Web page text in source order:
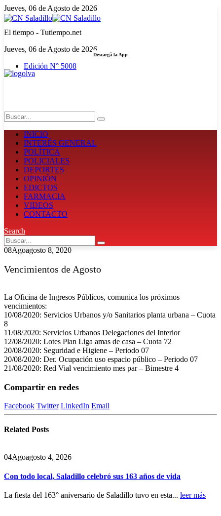
Jueves, 06 de Agosto de 2026
El tiempo - Tutiempo.net
Jueves, 06 de Agosto de 2026
Edición N° 5008
Descargá la App
INICIO
INTERÉS GENERAL
POLÍTICA
POLICIALES
DEPORTES
OPINIÓN
EDICTOS
FARMACIA
VIDEOS
CONTACTO
Search
08Agoagosto 8, 2020
Vencimientos de Agosto
La Oficina de Ingresos Públicos, comunica los próximos
vencimientos:
10/08/2020: Servicios Urbanos y/o Sanitarios planta urbana – Cuota
8
11/08/2020: Servicios Urbanos Delegaciones del Interior
12/08/2020: Lotes Plan Liga amas de casa – Cuota 72
20/08/2020: Seguridad e Higiene – Periodo 07
20/08/2020: Der. Ocupación uso espacio público – Periodo 07
21/08/2020: Red Vial vencimiento mes par – Bimestre 4
Compartir en redes
Facebook Twitter LinkedIn Email
Related Posts
04Agoagosto 4, 2026
Con todo local, Saladillo celebró sus 163 años de vida
La fiesta del 163° aniversario de Saladillo tuvo en esta... leer más